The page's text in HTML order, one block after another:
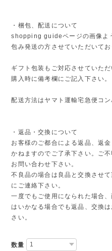
・梱包、配送について
shopping guideページの画像よ
包み発送の方させていただいてお
ギフト包装もご対応させていた
購入時に備考欄にご記入下さい。
配送方法はヤマト運輸宅急便コ
・返品・交換について
お客様のご都合による返品、返
かねますのでご了承下さい。ご
お問い合わせ下さい。
不良品の場合は良品と交換させ
にご連絡下さい。
一度でもご使用になられた場合
はいかなる場合でも返品、交換
さい。
数量